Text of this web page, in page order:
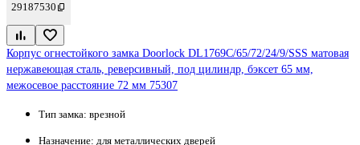
29187530
Корпус огнестойкого замка Doorlock DL1769С/65/72/24/9/SSS матовая
нержавеющая сталь, реверсивный, под цилиндр, бэксет 65 мм,
межосевое расстояние 72 мм 75307
Тип замка: врезной
Назначение: для металлических дверей